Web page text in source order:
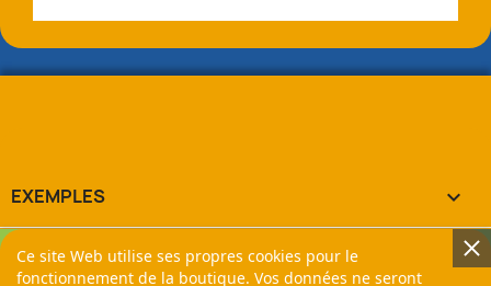
EXEMPLES 
LA BOUTIQUE 
Ce site Web utilise ses propres cookies pour le
fonctionnement de la boutique. Vos données ne seront